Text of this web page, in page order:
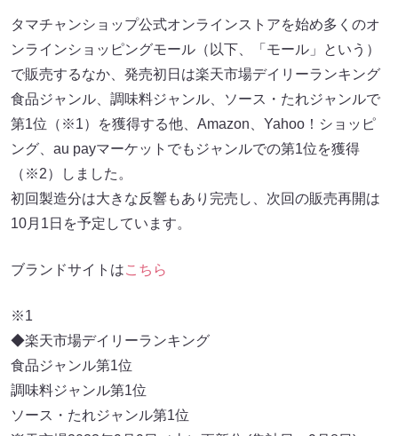
タマチャンショップ公式オンラインストアを始め多くのオ
ンラインショッピングモール（以下、「モール」という）
で販売するなか、発売初日は楽天市場デイリーランキング
食品ジャンル、調味料ジャンル、ソース・たれジャンルで
第1位（※1）を獲得する他、Amazon、Yahoo！ショッピ
ング、au payマーケットでもジャンルでの第1位を獲得
（※2）しました。
初回製造分は大きな反響もあり完売し、次回の販売再開は
10月1日を予定しています。
ブランドサイトはこちら
※1
◆楽天市場デイリーランキング
食品ジャンル第1位
調味料ジャンル第1位
ソース・たれジャンル第1位